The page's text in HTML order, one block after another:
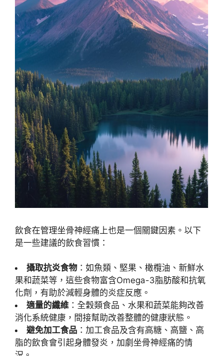
飲食在管理坐骨神經痛上也是一個關鍵因素。以下
是一些建議的飲食習慣：
攝取抗炎食物 ：如魚類、堅果、橄欖油、新鮮水
果和蔬菜等，這些食物富含Omega-3脂肪酸和抗氧
化劑，有助於減輕身體的炎症反應。
適量的纖維 ：全穀類食品、水果和蔬菜能夠改善
消化系統健康，間接幫助改善整體的健康狀態。
避免加工食品 ：加工食品及含有高糖、高鹽、高
脂的飲食會引起身體發炎，加劇坐骨神經痛的情